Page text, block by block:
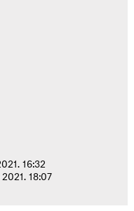
16:32
18:07